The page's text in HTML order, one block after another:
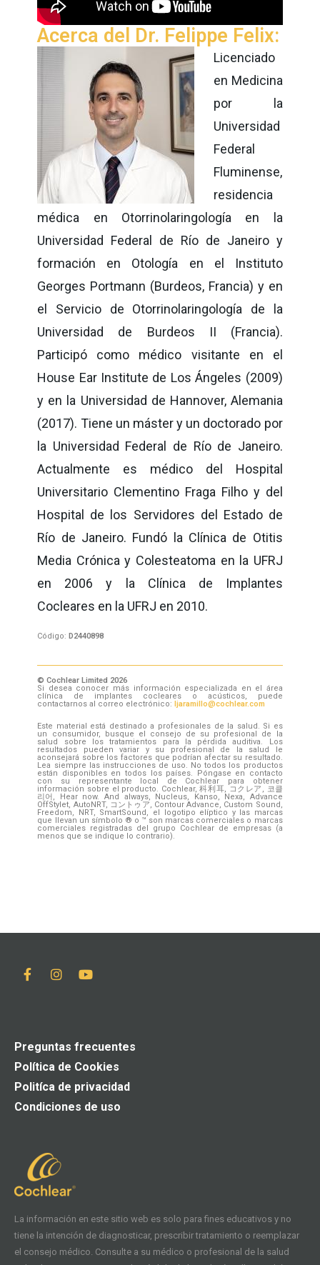
Acerca del Dr. Felippe Felix:
Licenciado
en Medicina
por la
Universidad
Federal
Fluminense,
residencia
médica en Otorrinolaringología en la
Universidad Federal de Río de Janeiro y
formación en Otología en el Instituto
Georges Portmann (Burdeos, Francia) y en
el Servicio de Otorrinolaringología de la
Universidad de Burdeos II (Francia).
Participó como médico visitante en el
House Ear Institute de Los Ángeles (2009)
y en la Universidad de Hannover, Alemania
(2017). Tiene un máster y un doctorado por
la Universidad Federal de Río de Janeiro.
Actualmente es médico del Hospital
Universitario Clementino Fraga Filho y del
Hospital de los Servidores del Estado de
Río de Janeiro. Fundó la Clínica de Otitis
Media Crónica y Colesteatoma en la UFRJ
en 2006 y la Clínica de Implantes
Cocleares en la UFRJ en 2010.
Código:D2440898
© Cochlear Limited 2026
Si desea conocer más información especializada en el área
clínica de implantes cocleares o acústicos, puede
contactarnos al correo electrónico:ljaramillo@cochlear.com
Este material está destinado a profesionales de la salud. Si es
un consumidor, busque el consejo de su profesional de la
salud sobre los tratamientos para la pérdida auditiva. Los
resultados pueden variar y su profesional de la salud le
aconsejará sobre los factores que podrían afectar su resultado.
Lea siempre las instrucciones de uso. No todos los productos
están disponibles en todos los países. Póngase en contacto
con su representante local de Cochlear para obtener
información sobre el producto. Cochlear, 科利耳, コクレア, 코클
리어, Hear now. And always, Nucleus, Kanso, Nexa, Advance
OffStylet, AutoNRT, コントゥア, Contour Advance, Custom Sound,
Freedom, NRT, SmartSound, el logotipo elíptico y las marcas
que llevan un símbolo ® o ™ son marcas comerciales o marcas
comerciales registradas del grupo Cochlear de empresas (a
menos que se indique lo contrario).
La información en este sitio web es solo para fines educativos y no
tiene la intención de diagnosticar, prescribir tratamiento o reemplazar
el consejo médico. Consulte a su médico o profesional de la salud
Preguntas frecuentes
Política de Cookies
Politíca de privacidad
Condiciones de uso